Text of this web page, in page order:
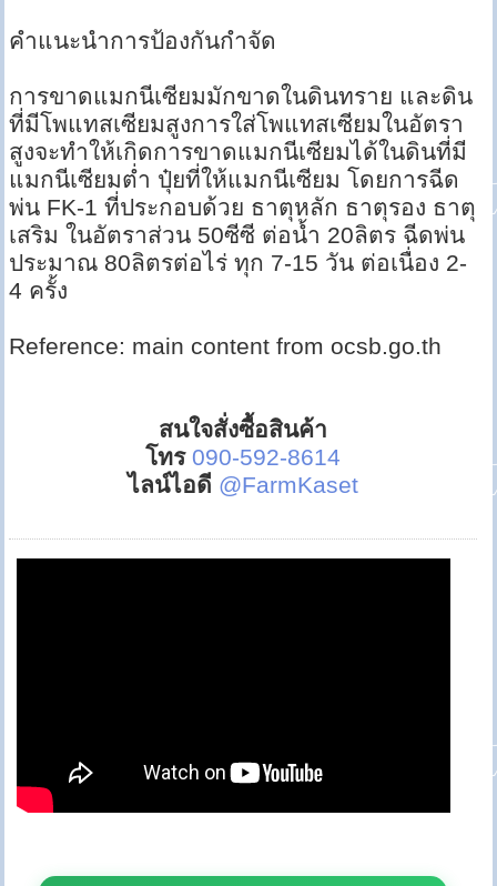
คำแนะนำการป้องกันกำจัด
การขาดแมกนีเซียมมักขาดในดินทราย และดิน
ที่มีโพแทสเซียมสูงการใส่โพแทสเซียมในอัตรา
สูงจะทำให้เกิดการขาดแมกนีเซียมได้ในดินที่มี
แมกนีเซียมต่ำ ปุ๋ยที่ให้แมกนีเซียม โดยการฉีด
พ่น FK-1 ที่ประกอบด้วย ธาตุหลัก ธาตุรอง ธาตุ
เสริม ในอัตราส่วน 50ซีซี ต่อน้ำ 20ลิตร ฉีดพ่น
ประมาณ 80ลิตรต่อไร่ ทุก 7-15 วัน ต่อเนื่อง 2-
4 ครั้ง
Reference: main content from ocsb.go.th
สนใจสั่งซื้อสินค้า
โทร 090-592-8614
ไลน์ไอดี @FarmKaset